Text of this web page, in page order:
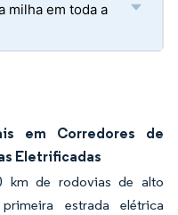
milha em toda a
em Corredores de
Eletrificadas
km de rodovias de alto
estrada elétrica